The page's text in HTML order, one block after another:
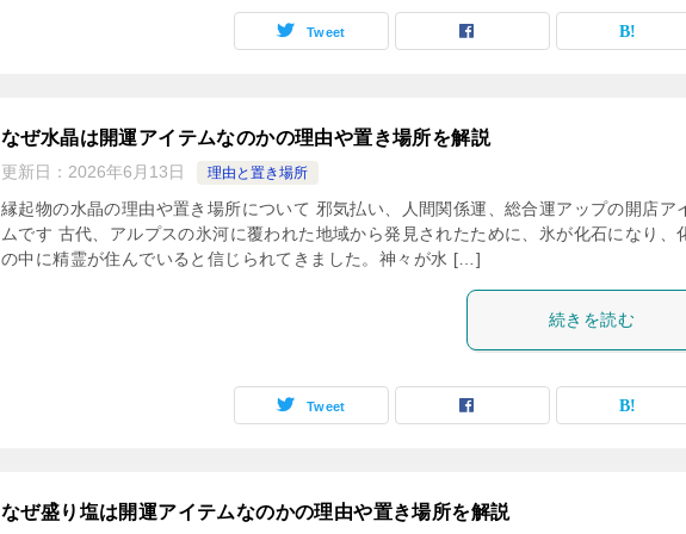
Tweet
なぜ水晶は開運アイテムなのかの理由や置き場所を解説
更新日： 2026年6月13日 理由と置き場所
縁起物の水晶の理由や置き場所について 邪気払い、人間関係運、総合運アップの開店ア
ムです 古代、アルプスの氷河に覆われた地域から発見されたために、氷が化石になり、
の中に精霊が住んでいると信じられてきました。神々が水 […]
続きを読む
Tweet
なぜ盛り塩は開運アイテムなのかの理由や置き場所を解説